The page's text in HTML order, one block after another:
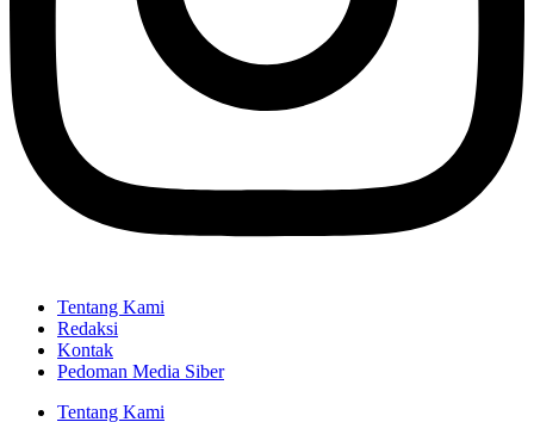
Tentang Kami
Redaksi
Kontak
Pedoman Media Siber
Tentang Kami